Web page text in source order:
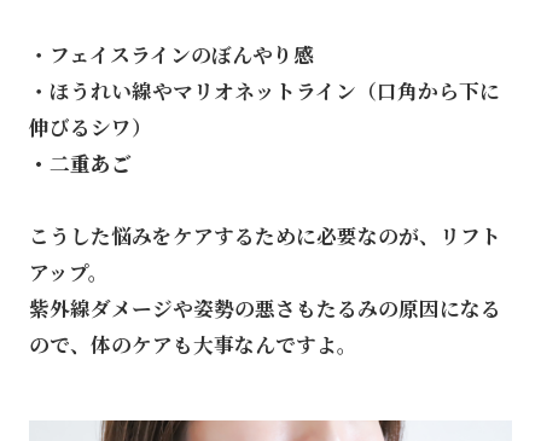
・フェイスラインのぼんやり感
・ほうれい線やマリオネットライン（口角から下に
伸びるシワ）
・二重あご
こうした悩みをケアするために必要なのが、リフト
アップ。
紫外線ダメージや姿勢の悪さもたるみの原因になる
ので、体のケアも大事なんですよ。